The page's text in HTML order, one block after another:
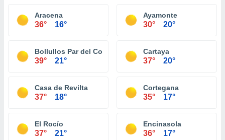
Aracena
36° 16°
Ayamonte
30° 20°
Bollullos Par del Condado
39° 21°
Cartaya
37° 20°
Casa de Revilta
37° 18°
Cortegana
35° 17°
El Rocío
37° 21°
Encinasola
36° 17°